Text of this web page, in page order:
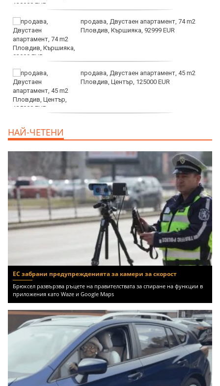
продава, Двустаен апартамент, 74 m2
Пловдив, Кършияка, 92999 EUR
продава, Двустаен апартамент, 45 m2
Пловдив, Център, 125000 EUR
НАЙ-ЧЕТЕНИ
ЕС забрани предупрежденията за камери за скорост
Брюксел развързва ръцете на правителствата за спиране на функции в
приложения като Waze и Google Maps